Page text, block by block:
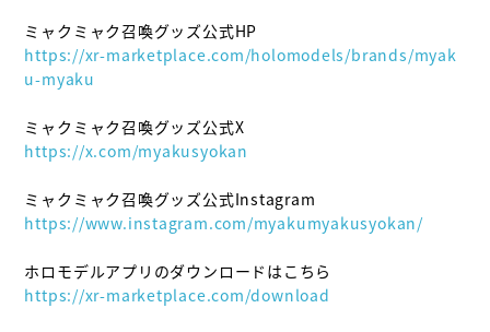
https://xr-marketplace.com/holomodels/brands/myak
u-myaku
https://x.com/myakusyokan
https://www.instagram.com/myakumyakusyokan/
https://xr-marketplace.com/download